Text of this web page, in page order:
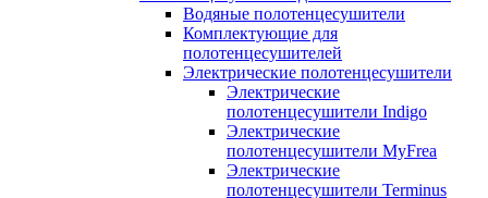
Водяные полотенцесушители
Комплектующие для
полотенцесушителей
Электрические полотенцесушители
Электрические
полотенцесушители Indigo
Электрические
полотенцесушители MyFrea
Электрические
полотенцесушители Terminus